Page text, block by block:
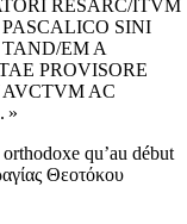
RESARC/ITVM
SINI
EM A
PROVISORE
AC
»
qu’au début
Θεοτόκου